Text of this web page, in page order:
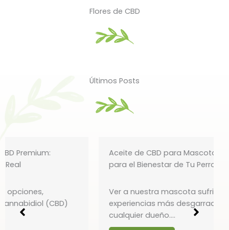
Flores de CBD
Últimos Posts
Aceite de CBD para Mascotas: Guía Definitiva
para el Bienestar de Tu Perro o Gato
Ver a nuestra mascota sufrir es una de las
experiencias más desgarradoras para
cualquier dueño….